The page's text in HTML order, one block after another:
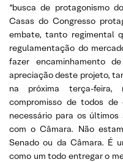
“busca de protagonismo
Casas do Congresso
embate, tanto regimental
regulamentação do
fazer encaminhamento
apreciação deste projeto,
na próxima terça-
compromisso de todos
necessário para os
com o Câmara. Não
Senado ou da Câmara. É
como um todo entregar o